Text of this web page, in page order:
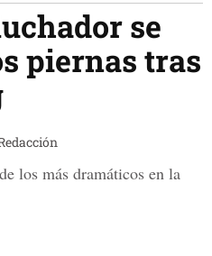
se
piernas tras
los más dramáticos en la